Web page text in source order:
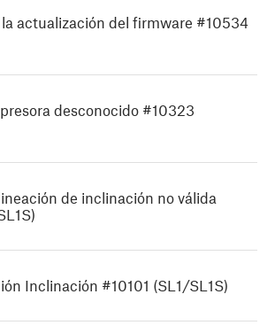
actualización del firmware #10534
desconocido #10323
de inclinación no válida
Inclinación #10101 (SL1/SL1S)